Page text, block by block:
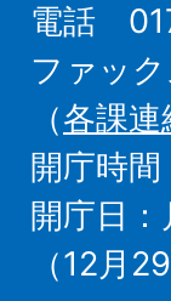
電話
ファッ
（各課連
開庁時
開庁日
（12月